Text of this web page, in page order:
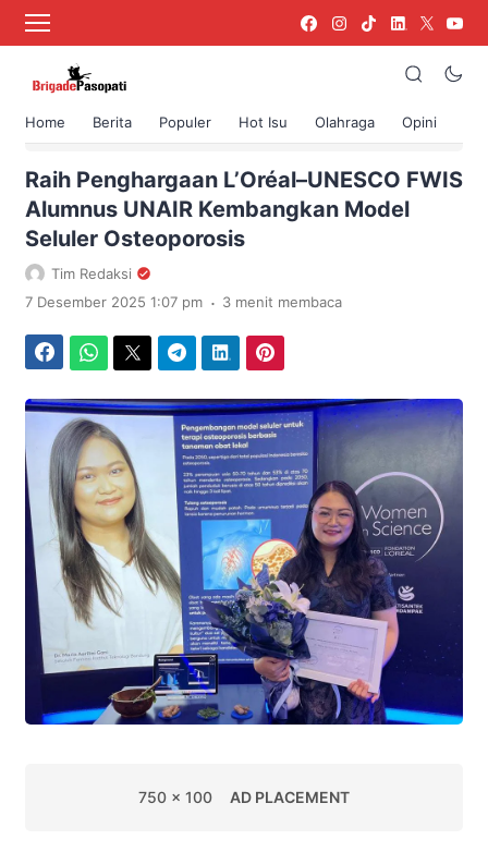
Home Berita Populer Hot Isu Olahraga Opini
›
Raih Penghargaan L’Oréal–UNESCO FWIS
Alumnus UNAIR Kembangkan Model
Seluler Osteoporosis
Tim Redaksi
7 Desember 2025 1:07 pm . 3 menit membaca
750 x 100 AD PLACEMENT